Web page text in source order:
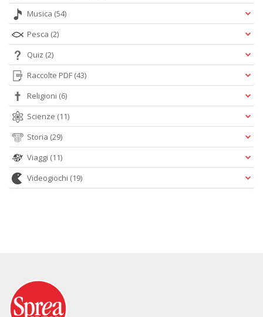
Musica (54)
Pesca (2)
Quiz (2)
Raccolte PDF (43)
Religioni (6)
Scienze (11)
Storia (29)
Viaggi (11)
Videogiochi (19)